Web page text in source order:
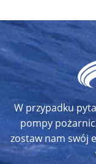
W przypadku
pompy
zostaw nam swój